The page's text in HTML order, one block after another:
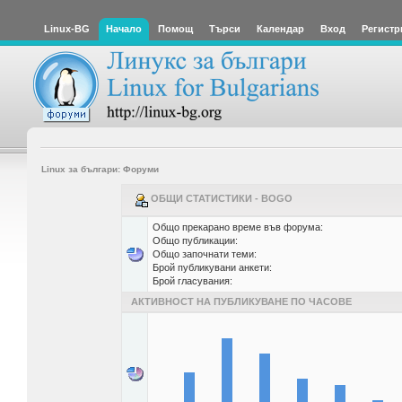
Linux-BG Начало Помощ Търси Календар Вход
Linux за българи: Форуми
ОБЩИ СТАТИСТИКИ - BOGO
Общо прекарано време във форума:
Общо публикации:
Общо започнати теми:
Брой публикувани анкети:
Брой гласувания:
АКТИВНОСТ НА ПУБЛИКУВАНЕ ПО ЧАСОВЕ